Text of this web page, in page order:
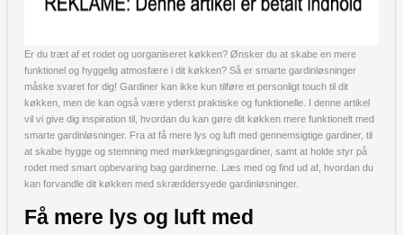
Er du træt af et rodet og uorganiseret køkken? Ønsker du at skabe en mere
funktionel og hyggelig atmosfære i dit køkken? Så er smarte gardinløsninger
måske svaret for dig! Gardiner kan ikke kun tilføre et personligt touch til dit
køkken, men de kan også være yderst praktiske og funktionelle. I denne artikel
vil vi give dig inspiration til, hvordan du kan gøre dit køkken mere funktionelt med
smarte gardinløsninger. Fra at få mere lys og luft med gennemsigtige gardiner, til
at skabe hygge og stemning med mørklægningsgardiner, samt at holde styr på
rodet med smart opbevaring bag gardinerne. Læs med og find ud af, hvordan du
kan forvandle dit køkken med skræddersyede gardinløsninger.
Få mere lys og luft med